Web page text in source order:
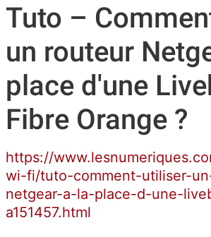
Tuto –
un routeur
place d'une
Fibre Orange ?
https://
wi-fi/tuto-comment-utiliser-
netgear-a-la-place-d-une-
a151457.html